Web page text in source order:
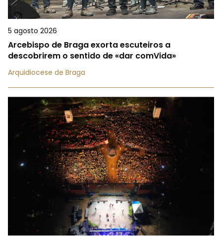
5 agosto 2026
Arcebispo de Braga exorta escuteiros a
descobrirem o sentido de «dar comVida»
Arquidiocese de Braga